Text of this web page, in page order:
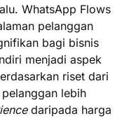
WhatsApp Flows
pelanggan
bagi bisnis
menjadi aspek
riset dari
lebih
daripada harga